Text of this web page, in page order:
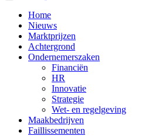
Home
Nieuws
Marktprijzen
Achtergrond
Ondernemerszaken
Financiën
HR
Innovatie
Strategie
Wet- en regelgeving
Maakbedrijven
Faillissementen